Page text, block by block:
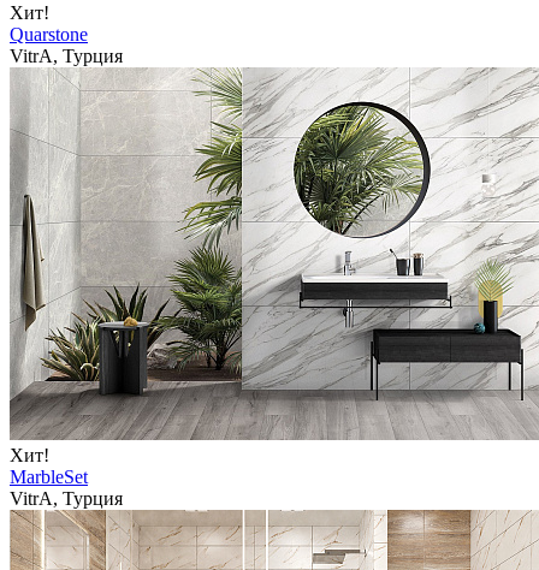
Хит!
Quarstone
VitrA, Турция
Хит!
MarbleSet
VitrA, Турция